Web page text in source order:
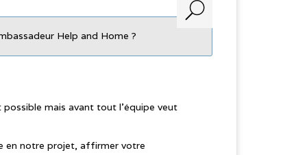
Help and Home ?
mais avant tout l’équipe veut
en notre projet, affirmer votre